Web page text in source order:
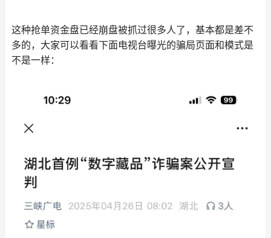
这种抢单资金盘已经崩盘被抓过很多人了，基本都是差不
多的，大家可以看看下面电视台曝光的骗局页面和模式是
不是一样：